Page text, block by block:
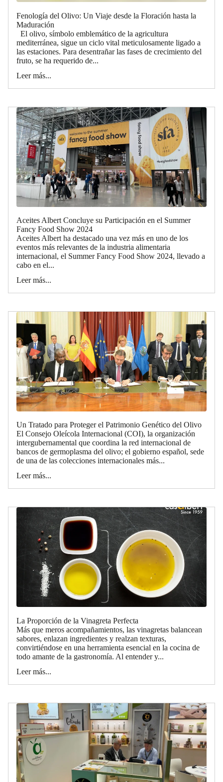
Fenología del Olivo: Un Viaje desde la Floración hasta la
Maduración
El olivo, símbolo emblemático de la agricultura
mediterránea, sigue un ciclo vital meticulosamente ligado a
las estaciones. Para desentrañar las fases de crecimiento del
fruto, se ha requerido de...
Leer más...
Aceites Albert Concluye su Participación en el Summer
Fancy Food Show 2024
Aceites Albert ha destacado una vez más en uno de los
eventos más relevantes de la industria alimentaria
internacional, el Summer Fancy Food Show 2024, llevado a
cabo en el...
Leer más...
Un Tratado para Proteger el Patrimonio Genético del Olivo
El Consejo Oleícola Internacional (COI), la organización
intergubernamental que coordina la red internacional de
bancos de germoplasma del olivo; el gobierno español, sede
de una de las colecciones internacionales más...
Leer más...
La Proporción de la Vinagreta Perfecta
Más que meros acompañamientos, las vinagretas balancean
sabores, enlazan ingredientes y realzan texturas,
convirtiéndose en una herramienta esencial en la cocina de
todo amante de la gastronomía. Al entender y...
Leer más...